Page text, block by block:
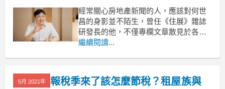
經常關心房地產新聞的人，應該對何世
昌的身影並不陌生，曾任《住展》雜誌
研發長的他，不僅專欄文章散見於各大
媒體，也經常登上房產與財經節目。今
專後短短 4 個月，他的追蹤數已逼近 1
萬，這是許多當紅 KOL 在經營社群初期
繼續閱讀...
5月 2021年
報稅季來了該怎麼節稅？租屋族與